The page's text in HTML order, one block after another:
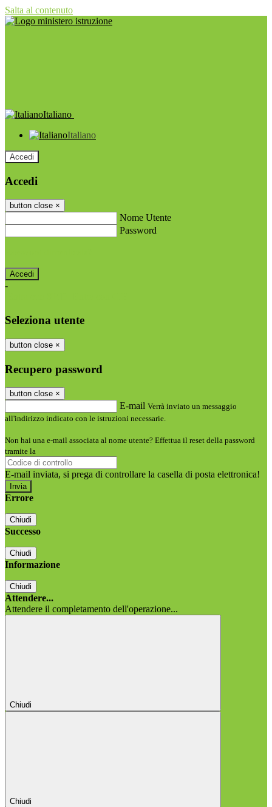
Salta al contenuto
Italiano
Italiano
Accedi
Accedi
button close ×
Nome Utente
Password
-
Seleziona utente
button close ×
Recupero password
button close ×
E-mail Verrà inviato un messaggio
all'indirizzo indicato con le istruzioni necessarie.
Non hai una e-mail associata al nome utente? Effettua il reset della password
tramite la
E-mail inviata, si prega di controllare la casella di posta elettronica!
Errore
Chiudi
Successo
Chiudi
Informazione
Chiudi
Attendere...
Attendere il completamento dell'operazione...
Chiudi
Chiudi